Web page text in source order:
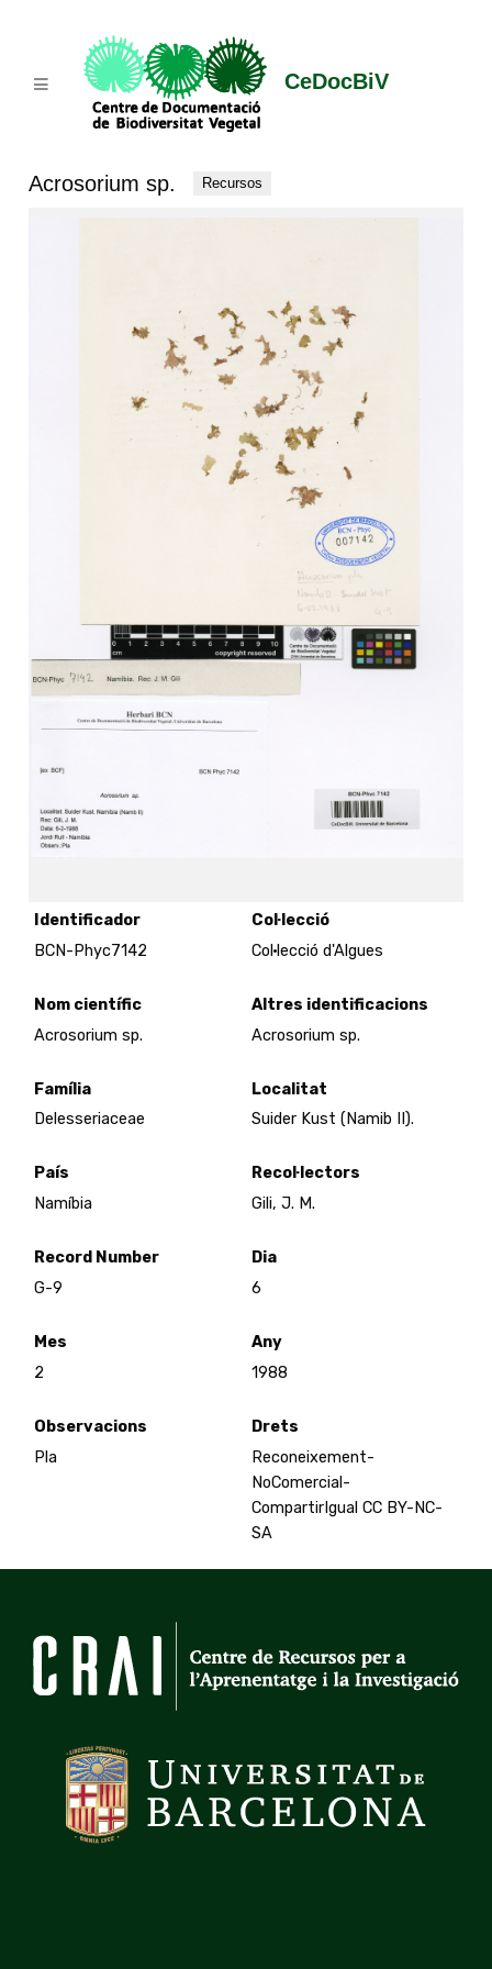
CeDocBiV
Acrosorium sp. Recursos
Identificador
BCN-Phyc7142
Col·lecció
Col·lecció d'Algues
Nom científic
Acrosorium sp.
Altres identificacions
Acrosorium sp.
Família
Delesseriaceae
Localitat
Suider Kust (Namib II).
País
Namíbia
Recol·lectors
Gili, J. M.
Record Number
G-9
Dia
6
Mes
2
Any
1988
Observacions
Pla
Drets
Reconeixement-
NoComercial-
CompartirIgual CC BY-NC-
SA